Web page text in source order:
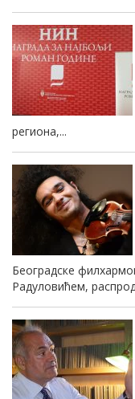
региона,...
Београдске
Радуловићем,